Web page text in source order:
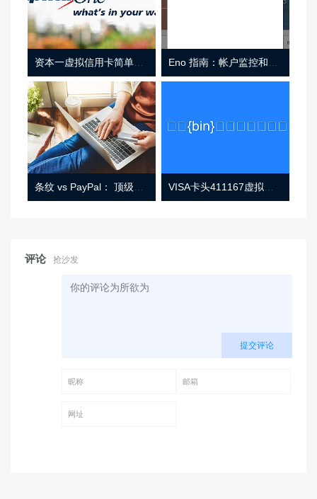
资本一虚拟信用卡简单介绍
条纹 vs PayPal： 顶级功能， 定价 （和更多！ VISA卡头411167虚拟卡基础信息
评论 抢沙发
提交评论